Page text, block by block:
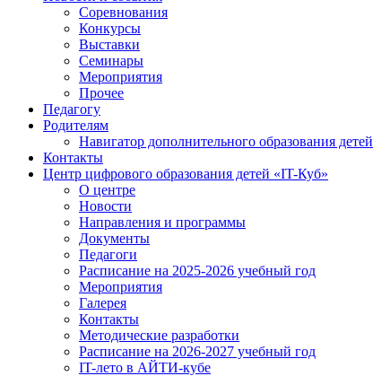
Соревнования
Конкурсы
Выставки
Семинары
Мероприятия
Прочее
Педагогу
Родителям
Навигатор дополнительного образования детей
Контакты
Центр цифрового образования детей «IT-Куб»
О центре
Новости
Направления и программы
Документы
Педагоги
Расписание на 2025-2026 учебный год
Мероприятия
Галерея
Контакты
Методические разработки
Расписание на 2026-2027 учебный год
IT-лето в АЙТИ-кубе